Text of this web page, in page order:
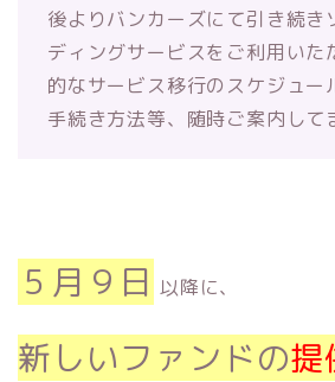
後よりバンカーズにて引き続き
ディングサービスをご利用いた
的なサービス移行のスケジュー
手続き方法等、随時ご案内して
５月９日 以降に、
新しいファンドの提